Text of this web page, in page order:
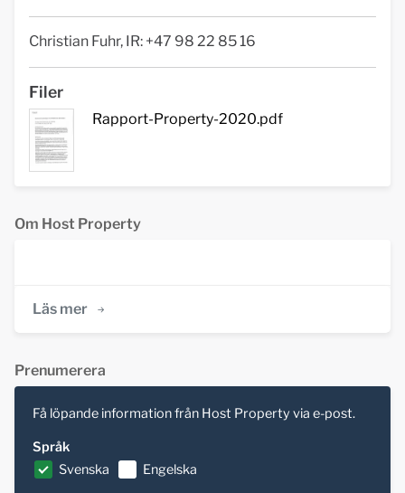
Christian Fuhr, IR: +47 98 22 85 16
Filer
Rapport-Property-2020.pdf
Om Host Property
Läs mer
Prenumerera
Få löpande information från Host Property via e-post.
Språk
Svenska
Engelska